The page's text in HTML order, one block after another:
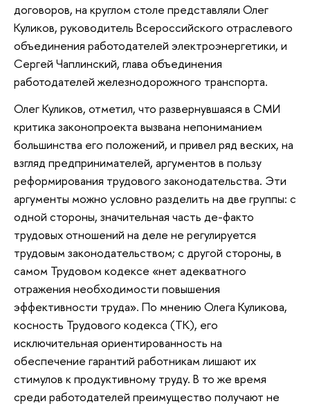
договоров, на круглом столе представляли Олег
Куликов, руководитель Всероссийского отраслевого
объединения работодателей электроэнергетики, и
Сергей Чаплинский, глава объединения
работодателей железнодорожного транспорта.
Олег Куликов, отметил, что развернувшаяся в СМИ
критика законопроекта вызвана непониманием
большинства его положений, и привел ряд веских, на
взгляд предпринимателей, аргументов в пользу
реформирования трудового законодательства. Эти
аргументы можно условно разделить на две группы: с
одной стороны, значительная часть де-факто
трудовых отношений на деле не регулируется
трудовым законодательством; с другой стороны, в
самом Трудовом кодексе «нет адекватного
отражения необходимости повышения
эффективности труда». По мнению Олега Куликова,
косность Трудового кодекса (ТК), его
исключительная ориентированность на
обеспечение гарантий работникам лишают их
стимулов к продуктивному труду. В то же время
среди работодателей преимущество получают не